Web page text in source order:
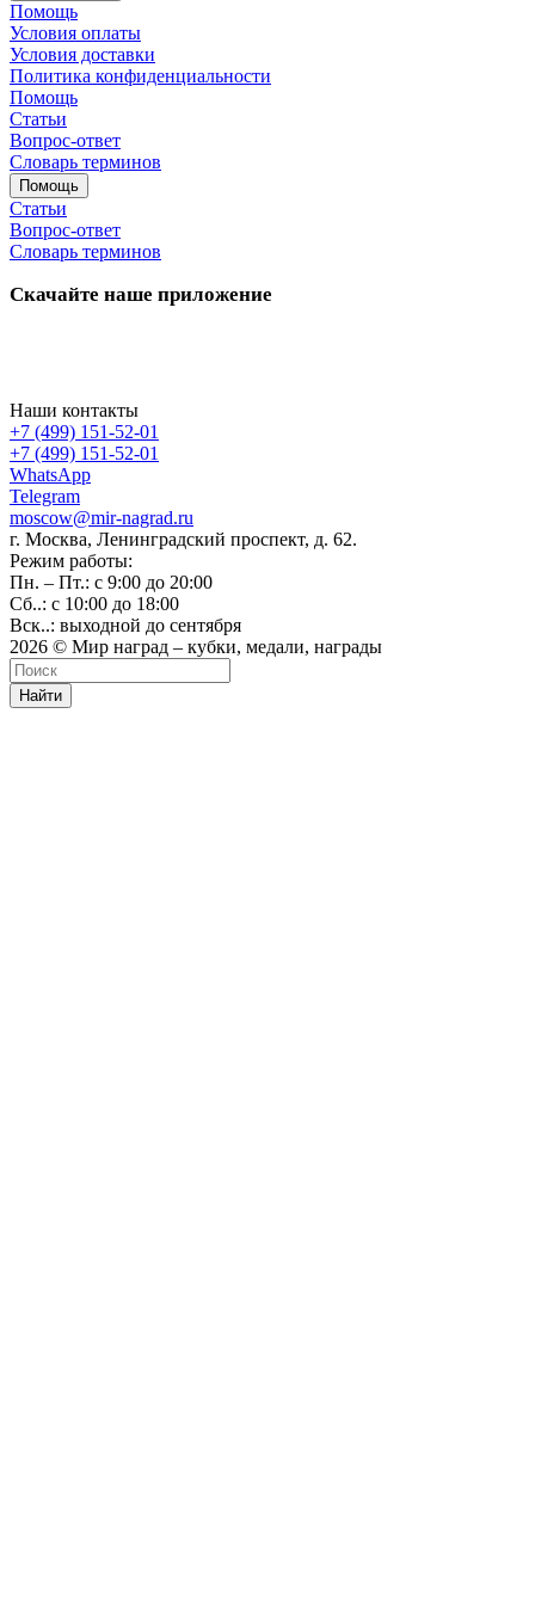
Помощь
Условия оплаты
Условия доставки
Политика конфиденциальности
Помощь
Статьи
Вопрос-ответ
Словарь терминов
Помощь
Статьи
Вопрос-ответ
Словарь терминов
Скачайте наше приложение
Наши контакты
+7 (499) 151-52-01
+7 (499) 151-52-01
WhatsApp
Telegram
moscow@mir-nagrad.ru
г. Москва, Ленинградский проспект, д. 62.
Режим работы:
Пн. – Пт.: с 9:00 до 20:00
Сб..: с 10:00 до 18:00
Вск..: выходной до сентября
2026 © Мир наград – кубки, медали, награды
Найти